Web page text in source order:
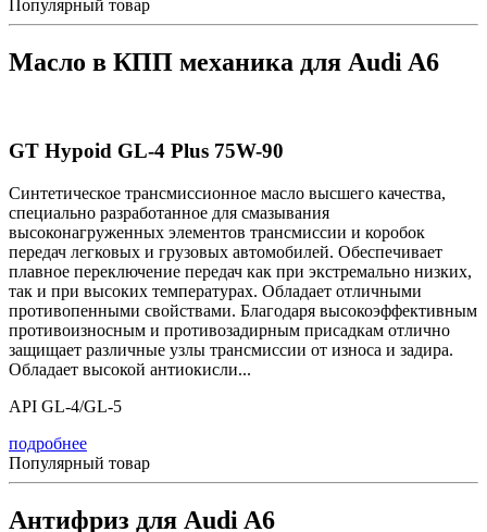
Популярный товар
Масло в КПП механика для Audi A6
GT Hypoid GL-4 Plus 75W-90
Синтетическое трансмиссионное масло высшего качества,
специально разработанное для смазывания
высоконагруженных элементов трансмиссии и коробок
передач легковых и грузовых автомобилей. Обеспечивает
плавное переключение передач как при экстремально низких,
так и при высоких температурах. Обладает отличными
противопенными свойствами. Благодаря высокоэффективным
противоизносным и противозадирным присадкам отлично
защищает различные узлы трансмиссии от износа и задира.
Обладает высокой антиокисли...
API GL-4/GL-5
подробнее
Популярный товар
Антифриз для Audi A6